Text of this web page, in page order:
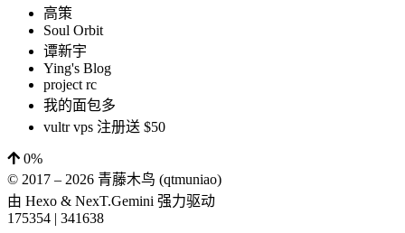
高策
Soul Orbit
谭新宇
Ying's Blog
project rc
我的面包多
vultr vps 注册送 $50
0%
© 2017 – 2026 青藤木鸟 (qtmuniao)
由 Hexo & NexT.Gemini 强力驱动
175354 | 341638